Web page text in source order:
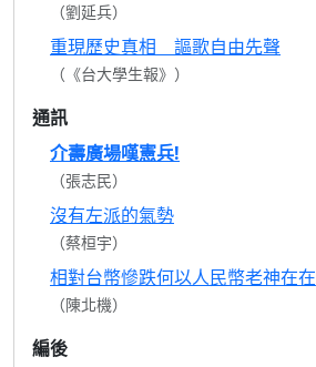
（劉延兵）
重現歷史真相 謳歌自由先聲
（《台大學生報》）
通訊
介壽廣場嘆憲兵!
（張志民）
沒有左派的氣勢
（蔡桓宇）
相對台幣慘跌何以人民幣老神在在
（陳北機）
編後